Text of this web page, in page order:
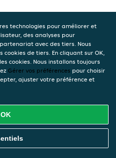
technologies pour améliorer et
des analyses pour
avec des tiers. Nous
de tiers. En cliquant sur OK,
cookies. Nous installons toujours
Gérer vos préférences pour choisir
ajuster votre préférence et
OK